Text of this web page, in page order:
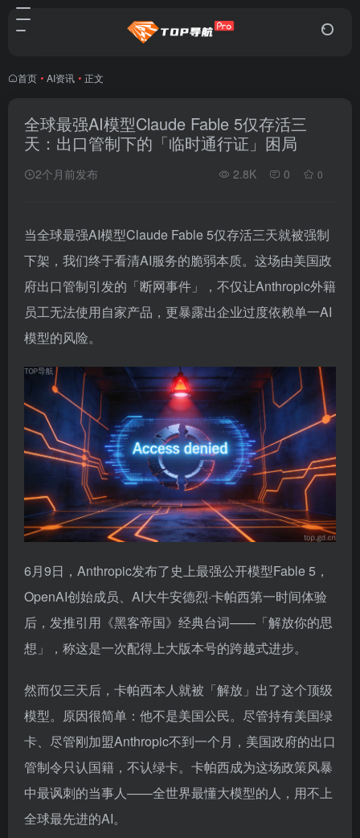
首页 • AI资讯 • 正文
全球最强AI模型Claude Fable 5仅存活三
天：出口管制下的「临时通行证」困局
2个月前发布 2.8K 0 0
当全球最强AI模型Claude Fable 5仅存活三天就被强制
下架，我们终于看清AI服务的脆弱本质。这场由美国政
府出口管制引发的「断网事件」，不仅让Anthropic外籍
员工无法使用自家产品，更暴露出企业过度依赖单一AI
模型的风险。
6月9日，Anthropic发布了史上最强公开模型Fable 5，
OpenAI创始成员、AI大牛安德烈·卡帕西第一时间体验
后，发推引用《黑客帝国》经典台词——「解放你的思
想」，称这是一次配得上大版本号的跨越式进步。
然而仅三天后，卡帕西本人就被「解放」出了这个顶级
模型。原因很简单：他不是美国公民。尽管持有美国绿
卡、尽管刚加盟Anthropic不到一个月，美国政府的出口
管制令只认国籍，不认绿卡。卡帕西成为这场政策风暴
中最讽刺的当事人——全世界最懂大模型的人，用不上
全球最先进的AI。